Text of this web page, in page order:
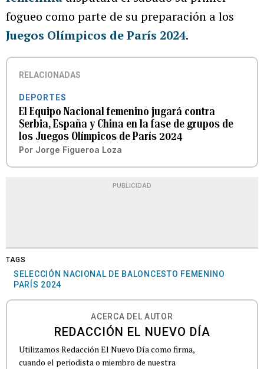
fogueo como parte de su preparación a los
Juegos Olímpicos de París 2024.
RELACIONADAS
DEPORTES
El Equipo Nacional femenino jugará contra
Serbia, España y China en la fase de grupos de
los Juegos Olímpicos de París 2024
Por Jorge Figueroa Loza
PUBLICIDAD
TAGS
SELECCIÓN NACIONAL DE BALONCESTO FEMENINO
PARÍS 2024
ACERCA DEL AUTOR
REDACCIÓN EL NUEVO DÍA
Utilizamos Redacción El Nuevo Día como firma,
cuando el periodista o miembro de nuestra